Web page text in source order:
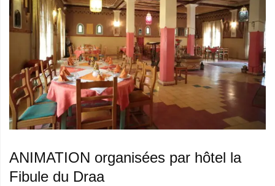
ANIMATION organisées par hôtel la
Fibule du Draa